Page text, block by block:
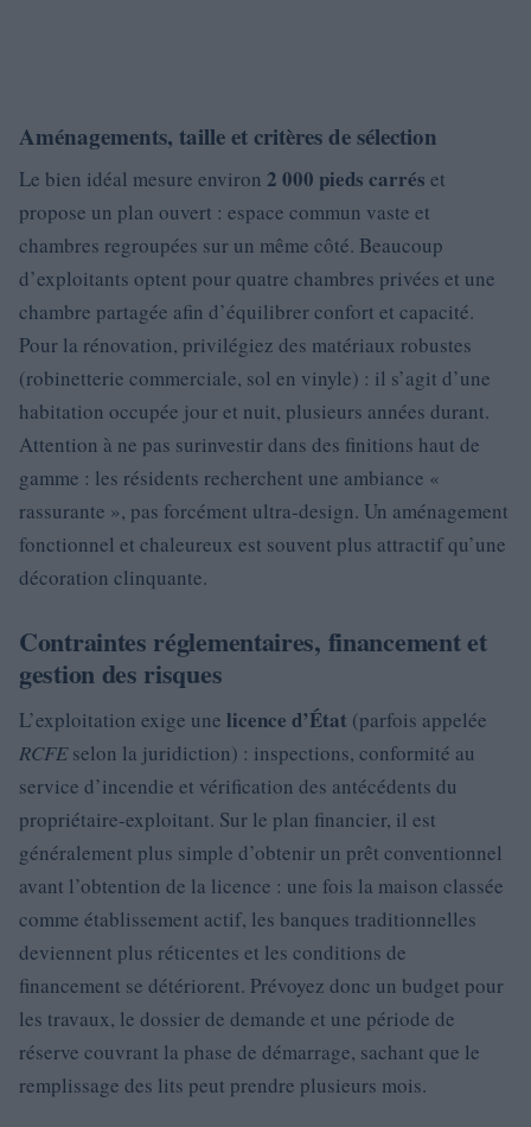
Aménagements, taille et critères de sélection
Le bien idéal mesure environ 2 000 pieds carrés et
propose un plan ouvert : espace commun vaste et
chambres regroupées sur un même côté. Beaucoup
d’exploitants optent pour quatre chambres privées et une
chambre partagée afin d’équilibrer confort et capacité.
Pour la rénovation, privilégiez des matériaux robustes
(robinetterie commerciale, sol en vinyle) : il s’agit d’une
habitation occupée jour et nuit, plusieurs années durant.
Attention à ne pas surinvestir dans des finitions haut de
gamme : les résidents recherchent une ambiance «
rassurante », pas forcément ultra‑design. Un aménagement
fonctionnel et chaleureux est souvent plus attractif qu’une
décoration clinquante.
Contraintes réglementaires, financement et
gestion des risques
L’exploitation exige une licence d’État (parfois appelée
RCFEselon la juridiction) : inspections, conformité au
service d’incendie et vérification des antécédents du
propriétaire‑exploitant. Sur le plan financier, il est
généralement plus simple d’obtenir un prêt conventionnel
avant l’obtention de la licence : une fois la maison classée
comme établissement actif, les banques traditionnelles
deviennent plus réticentes et les conditions de
financement se détériorent. Prévoyez donc un budget pour
les travaux, le dossier de demande et une période de
réserve couvrant la phase de démarrage, sachant que le
remplissage des lits peut prendre plusieurs mois.